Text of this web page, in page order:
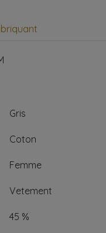
Gris
Coton
Femme
Vetement
45 %